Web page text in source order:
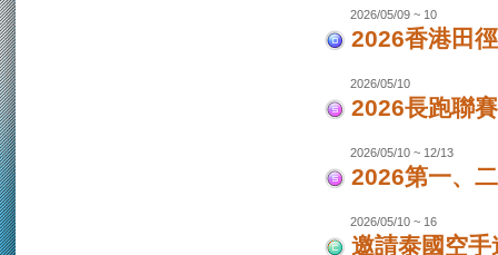
2026/05/09 ~ 10
2026香港田
2026/05/10
2026長跑聯
2026/05/10 ~ 12/13
2026第一、
2026/05/10 ~ 16
邀請泰國空